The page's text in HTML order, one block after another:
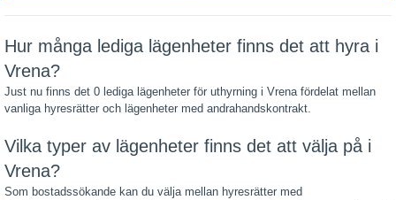
Hur många lediga lägenheter finns det att hyra i
Vrena?
Just nu finns det 0 lediga lägenheter för uthyrning i Vrena fördelat mellan
vanliga hyresrätter och lägenheter med andrahandskontrakt.
Vilka typer av lägenheter finns det att välja på i
Vrena?
Som bostadssökande kan du välja mellan hyresrätter med